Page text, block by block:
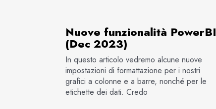
Nuove funzionalità PowerBI
(Dec 2023)
In questo articolo vedremo alcune nuove
impostazioni di formattazione per i nostri
grafici a colonne e a barre, nonché per le
etichette dei dati. Credo